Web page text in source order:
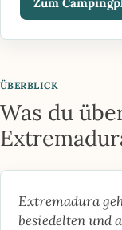
ÜBERBLICK
Was du
Extremadura
besiedelten und